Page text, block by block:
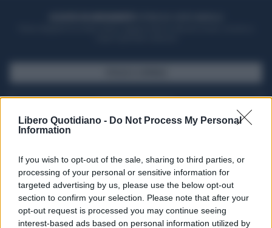
Libero Quotidiano - Do Not Process My Personal
Information
If you wish to opt-out of the sale, sharing to third parties, or
processing of your personal or sensitive information for
targeted advertising by us, please use the below opt-out
section to confirm your selection. Please note that after your
opt-out request is processed you may continue seeing
interest-based ads based on personal information utilized by